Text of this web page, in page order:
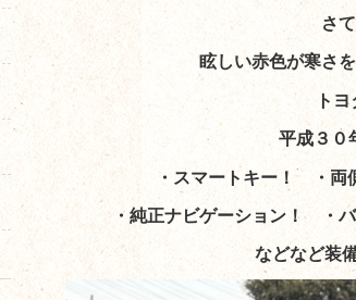
さ
眩しい赤色が寒さ
ト
平成３
・スマートキー！ ・両
・純正ナビゲーション！ ・
などなど装